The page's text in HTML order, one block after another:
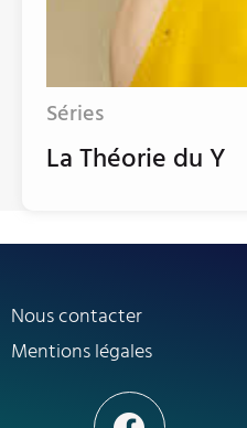
Séries
La Théorie du Y
Nous contacter
Mentions légales